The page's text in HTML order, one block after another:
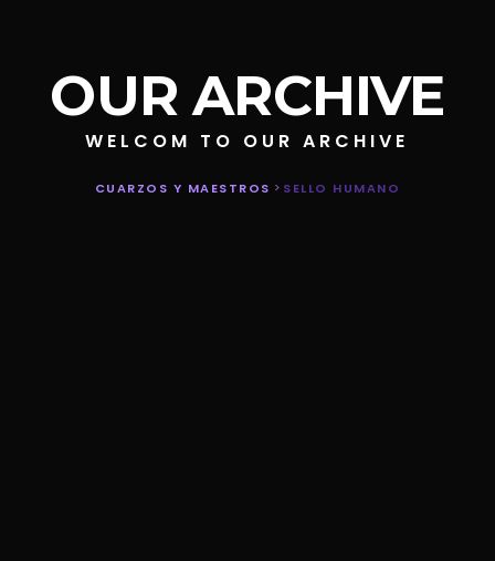
OUR ARCHIVE
WELCOM TO OUR ARCHIVE
CUARZOS Y MAESTROS > SELLO HUMANO